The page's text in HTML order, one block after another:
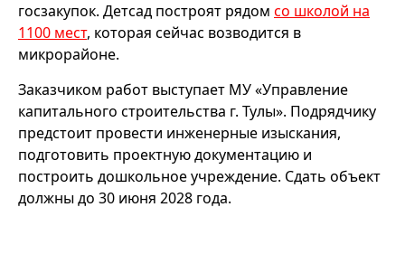
госзакупок. Детсад построят рядом со школой на
1100 мест, которая сейчас возводится в
микрорайоне.
Заказчиком работ выступает МУ «Управление
капитального строительства г. Тулы». Подрядчику
предстоит провести инженерные изыскания,
подготовить проектную документацию и
построить дошкольное учреждение. Сдать объект
должны до 30 июня 2028 года.